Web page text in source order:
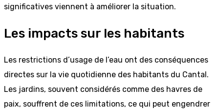
significatives viennent à améliorer la situation.
Les impacts sur les habitants
Les restrictions d’usage de l’eau ont des conséquences
directes sur la vie quotidienne des habitants du Cantal.
Les jardins, souvent considérés comme des havres de
paix, souffrent de ces limitations, ce qui peut engendrer